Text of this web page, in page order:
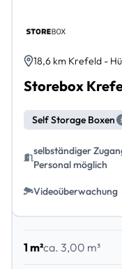
18,6 km Krefeld -
Storebox
Self Storage Boxen
selbständiger
Personal möglich
Videoüberwachung
1 m²ca. 3,00 m³